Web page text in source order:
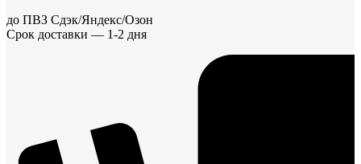
до ПВЗ Сдэк/Яндекс/Озон
Срок доставки — 1-2 дня